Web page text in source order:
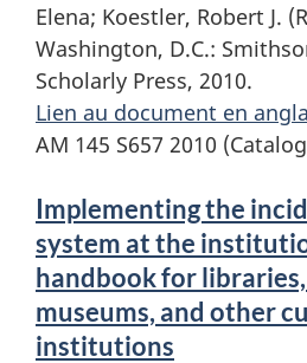
Elena; Koestler, Robert J.
Washington, D.C.:
Scholarly Press, 2010.
Lien au document en
AM 145 S657 2010
Implementing the
system at the
handbook for
museums, and other
institutions